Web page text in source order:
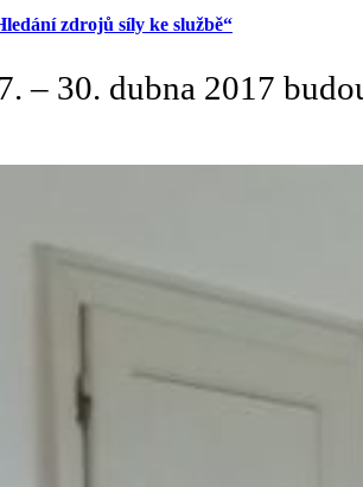
zdrojů síly ke službě“
– 30. dubna 2017